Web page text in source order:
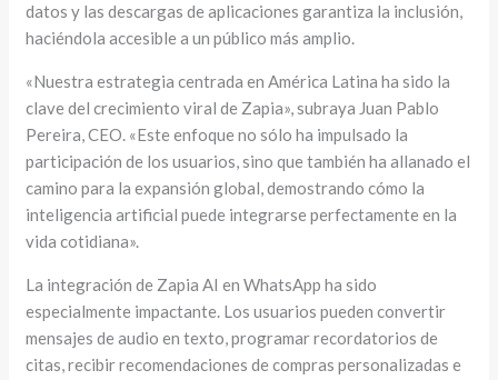
datos y las descargas de aplicaciones garantiza la inclusión,
haciéndola accesible a un público más amplio.
«Nuestra estrategia centrada en América Latina ha sido la
clave del crecimiento viral de Zapia», subraya Juan Pablo
Pereira, CEO. «Este enfoque no sólo ha impulsado la
participación de los usuarios, sino que también ha allanado el
camino para la expansión global, demostrando cómo la
inteligencia artificial puede integrarse perfectamente en la
vida cotidiana».
La integración de Zapia AI en WhatsApp ha sido
especialmente impactante. Los usuarios pueden convertir
mensajes de audio en texto, programar recordatorios de
citas, recibir recomendaciones de compras personalizadas e